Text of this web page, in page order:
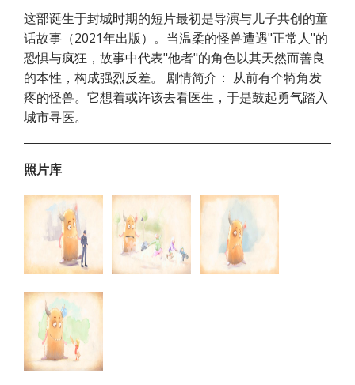
这部诞生于封城时期的短片最初是导演与儿子共创的童
话故事（2021年出版）。当温柔的怪兽遭遇"正常人"的
恐惧与疯狂，故事中代表"他者"的角色以其天然而善良
的本性，构成强烈反差。 剧情简介： 从前有个犄角发
疼的怪兽。它想着或许该去看医生，于是鼓起勇气踏入
城市寻医。
照片库